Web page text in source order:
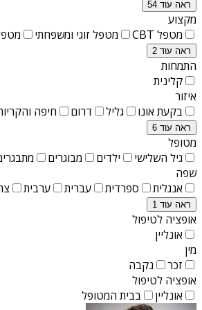
ראה עוד 54
מקצוע
מטפל CBT
מטפל זוגי ומשפחתי
ראה עוד 2
התמחות
קלינית
איזור
בקעת אונו
גליל דרום חיפה
ראה עוד 6
מטופל
גיל השלישי
ילדים מבוגרים
שפה
אנגלית
ספרדית עברית ערבית
ראה עוד 1
אופציה לטיפול
אונליין
מין
זכר
נקבה
אופציה לטיפול
אונליין
בבית המטופל